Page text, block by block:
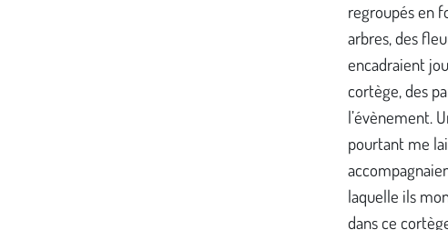
regroupés en
arbres, des
encadraient
cortège, des
l’évènement.
pourtant me
laquelle ils
dans ce